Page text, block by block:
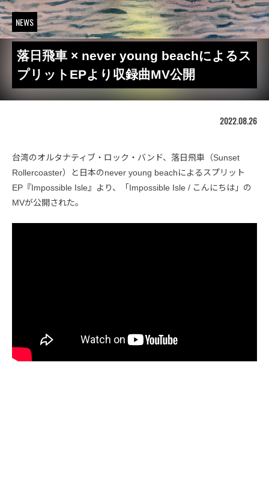
NEWS
落日飛車 × never young beachによるス
プリットEPより収録曲MV公開
2022.08.26
台湾のオルタナティブ・ロック・バンド、落日飛車（Sunset
Rollercoaster）と日本のnever young beachによるスプリット
EP『Impossible Isle』より、「Impossible Isle / こんにちは」の
MVが公開された。